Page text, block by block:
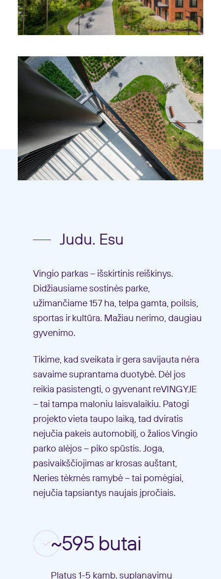
Judu. Esu
Vingio parkas – išskirtinis reiškinys.
Didžiausiame sostinės parke,
užimančiame 157 ha, telpa gamta, poilsis,
sportas ir kultūra. Mažiau nerimo, daugiau
gyvenimo.
Tikime, kad sveikata ir gera savijauta nėra
savaime suprantama duotybė. Dėl jos
reikia pasistengti, o gyvenant reVINGYJE
– tai tampa maloniu laisvalaikiu. Patogi
projekto vieta taupo laiką, tad dviratis
nejučia pakeis automobilį, o žalios Vingio
parko alėjos – piko spūstis. Joga,
pasivaikščiojimas ar krosas auštant,
Neries tėkmės ramybė – tai pomėgiai,
nejučia tapsiantys naujais įpročiais.
~595 butai
Platus 1-5 kamb. suplanavimų